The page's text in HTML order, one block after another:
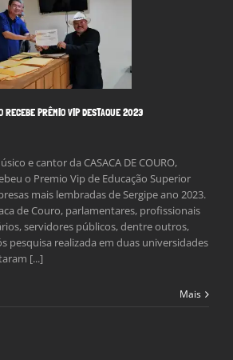
RECEBE PRÊMIO VIP DESTAQUE 2023
e cantor da CASACA DE COURO,
o Premio Vip de Educação Superior
mais lembradas de Sergipe ano 2023.
de Couro, parlamentares, profissionais
servidores públicos, dentre outros,
pesquisa realizada em duas universidades
[...]
Mais